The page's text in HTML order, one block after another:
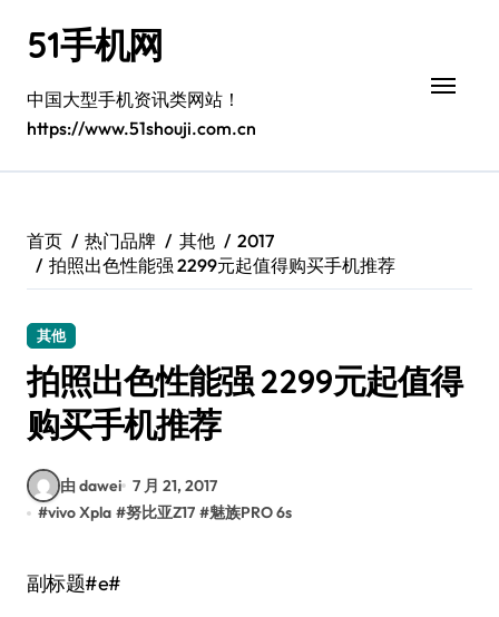
51手机网
中国大型手机资讯类网站！
https://www.51shouji.com.cn
首页 热门品牌 其他
2017
拍照出色性能强 2299元起值得购买手机推荐
其他
拍照出色性能强 2299元起值得
购买手机推荐
由 dawei 7 月 21, 2017
#vivo Xpla #努比亚Z17 #魅族PRO 6s
副标题#e#